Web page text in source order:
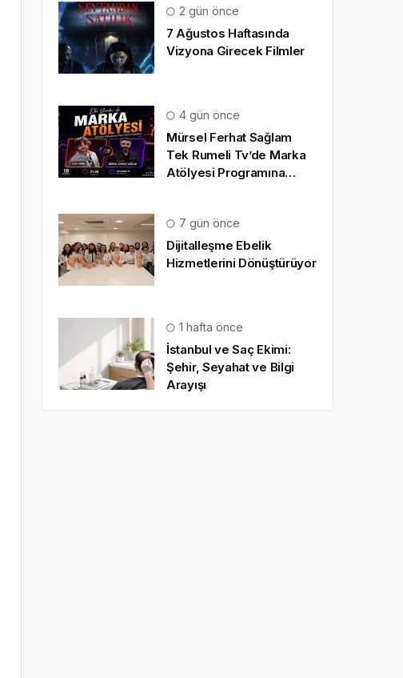
2 gün önce
7 Ağustos Haftasında
Vizyona Girecek Filmler
4 gün önce
Mürsel Ferhat Sağlam
Tek Rumeli Tv’de Marka
Atölyesi Programına
7 gün önce
Dijitalleşme Ebelik
Hizmetlerini Dönüştürüyor
1 hafta önce
İstanbul ve Saç Ekimi:
Şehir, Seyahat ve Bilgi
Arayışı